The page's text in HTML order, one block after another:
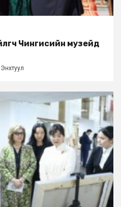
Чингисийн музейд